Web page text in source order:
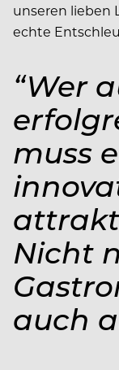
unseren lieben
echte
“Wer
muss
Nicht
auch